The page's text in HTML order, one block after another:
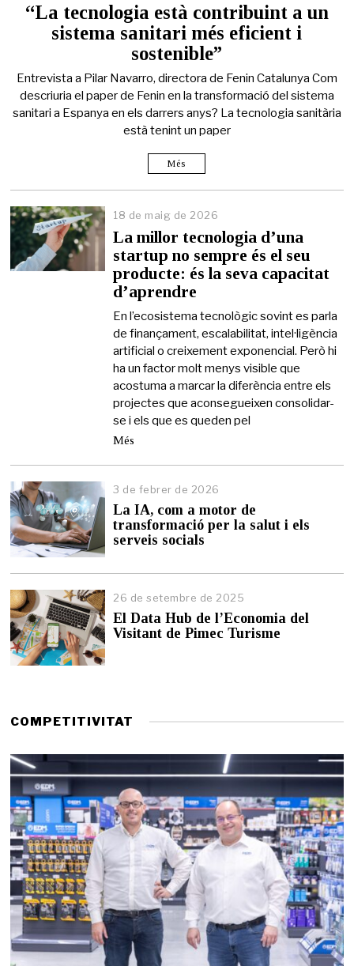
“La tecnologia està contribuint a un
sistema sanitari més eficient i
sostenible”
Entrevista a Pilar Navarro, directora de Fenin Catalunya Com
descriuria el paper de Fenin en la transformació del sistema
sanitari a Espanya en els darrers anys? La tecnologia sanitària
està tenint un paper
Més
18 de maig de 2026
8
d
e
m
g
d
2
0
2
6
La millor tecnologia d’una
startup no sempre és el seu
producte: és la seva capacitat
d’aprendre
En l’ecosistema tecnològic sovint es parla
de finançament, escalabilitat, intel·ligència
artificial o creixement exponencial. Però hi
ha un factor molt menys visible que
acostuma a marcar la diferència entre els
projectes que aconsegueixen consolidar-
se i els que es queden pel
Més
3 de febrer de 2026
d
e
f
r
r
d
e
La IA, com a motor de
transformació per la salut i els
serveis socials
26 de setembre de 2025
El Data Hub de l’Economia del
Visitant de Pimec Turisme
COMPETITIVITAT